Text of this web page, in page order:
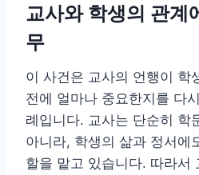
교사와 학생의 관계
무
이 사건은 교사의 언행이 학
전에 얼마나 중요한지를 다
례입니다. 교사는 단순히 학
아니라, 학생의 삶과 정서에
할을 맡고 있습니다. 따라서